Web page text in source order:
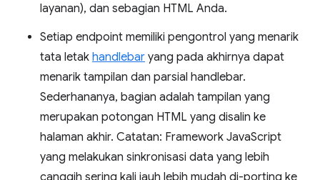
layanan), dan sebagian HTML Anda.
Setiap endpoint memiliki pengontrol yang menarik
tata letak handlebar yang pada akhirnya dapat
menarik tampilan dan parsial handlebar.
Sederhananya, bagian adalah tampilan yang
merupakan potongan HTML yang disalin ke
halaman akhir. Catatan: Framework JavaScript
yang melakukan sinkronisasi data yang lebih